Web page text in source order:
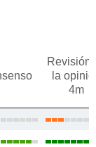
Revisión
la
4m